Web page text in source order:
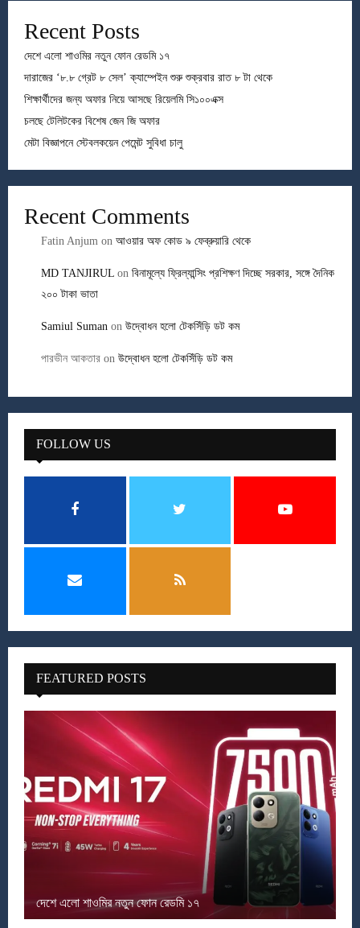
Recent Posts
দেশে এলো শাওমির নতুন ফোন রেডমি ১৭
দারাজের ‘৮.৮ গ্রেট ৮ সেল’ ক্যাম্পেইন শুরু শুক্রবার রাত ৮ টা থেকে
শিক্ষার্থীদের জন্য অফার নিয়ে আসছে রিয়েলমি সি১০০এক্স
চলছে টেলিটকের বিশেষ জেন জি অফার
মেটা বিজ্ঞাপনে স্টেবলকয়েন পেমেন্ট সুবিধা চালু
Recent Comments
Fatin Anjum on আওয়ার অফ কোড ৯ ফেব্রুয়ারি থেকে
MD TANJIRUL on বিনামূল্যে ফ্রিল্যান্সিং প্রশিক্ষণ দিচ্ছে সরকার, সঙ্গে দৈনিক
২০০ টাকা ভাতা
Samiul Suman on উদ্বোধন হলো টেকসিঁড়ি ডট কম
পারভীন আকতার on উদ্বোধন হলো টেকসিঁড়ি ডট কম
FOLLOW US
FEATURED POSTS
দেশে এলো শাওমির নতুন ফোন রেডমি ১৭